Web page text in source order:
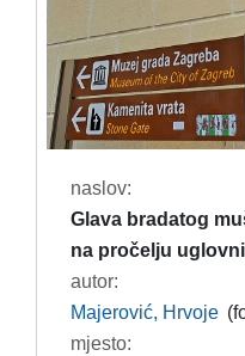
naslov:
Glava bradatog
na pročelju
autor:
Majerović, Hrvoje
mjesto: